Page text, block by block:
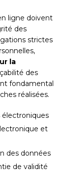
ligne doivent
des
strictes
la
des
fondamental
réalisées.
électroniques
et
des données
de validité